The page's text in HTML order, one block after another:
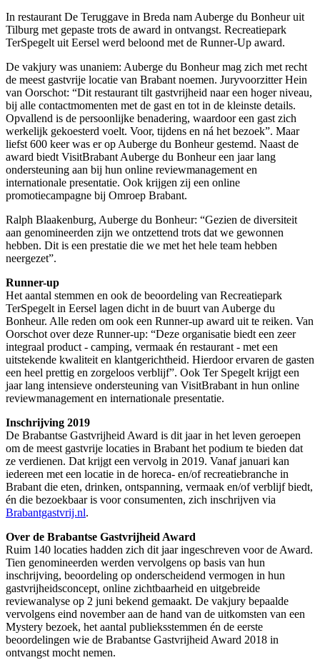
In restaurant De Teruggave in Breda nam Auberge du Bonheur uit
Tilburg met gepaste trots de award in ontvangst. Recreatiepark
TerSpegelt uit Eersel werd beloond met de Runner-Up award.
De vakjury was unaniem: Auberge du Bonheur mag zich met recht
de meest gastvrije locatie van Brabant noemen. Juryvoorzitter Hein
van Oorschot: “Dit restaurant tilt gastvrijheid naar een hoger niveau,
bij alle contactmomenten met de gast en tot in de kleinste details.
Opvallend is de persoonlijke benadering, waardoor een gast zich
werkelijk gekoesterd voelt. Voor, tijdens en ná het bezoek”. Maar
liefst 600 keer was er op Auberge du Bonheur gestemd. Naast de
award biedt VisitBrabant Auberge du Bonheur een jaar lang
ondersteuning aan bij hun online reviewmanagement en
internationale presentatie. Ook krijgen zij een online
promotiecampagne bij Omroep Brabant.
Ralph Blaakenburg, Auberge du Bonheur: “Gezien de diversiteit
aan genomineerden zijn we ontzettend trots dat we gewonnen
hebben. Dit is een prestatie die we met het hele team hebben
neergezet”.
Runner-up
Het aantal stemmen en ook de beoordeling van Recreatiepark
TerSpegelt in Eersel lagen dicht in de buurt van Auberge du
Bonheur. Alle reden om ook een Runner-up award uit te reiken. Van
Oorschot over deze Runner-up: “Deze organisatie biedt een zeer
integraal product - camping, vermaak én restaurant - met een
uitstekende kwaliteit en klantgerichtheid. Hierdoor ervaren de gasten
een heel prettig en zorgeloos verblijf”. Ook Ter Spegelt krijgt een
jaar lang intensieve ondersteuning van VisitBrabant in hun online
reviewmanagement en internationale presentatie.
Inschrijving 2019
De Brabantse Gastvrijheid Award is dit jaar in het leven geroepen
om de meest gastvrije locaties in Brabant het podium te bieden dat
ze verdienen. Dat krijgt een vervolg in 2019. Vanaf januari kan
iedereen met een locatie in de horeca- en/of recreatiebranche in
Brabant die eten, drinken, ontspanning, vermaak en/of verblijf biedt,
én die bezoekbaar is voor consumenten, zich inschrijven via
Brabantgastvrij.nl.
Over de Brabantse Gastvrijheid Award
Ruim 140 locaties hadden zich dit jaar ingeschreven voor de Award.
Tien genomineerden werden vervolgens op basis van hun
inschrijving, beoordeling op onderscheidend vermogen in hun
gastvrijheidsconcept, online zichtbaarheid en uitgebreide
reviewanalyse op 2 juni bekend gemaakt. De vakjury bepaalde
vervolgens eind november aan de hand van de uitkomsten van een
Mystery bezoek, het aantal publieksstemmen én de eerste
beoordelingen wie de Brabantse Gastvrijheid Award 2018 in
ontvangst mocht nemen.